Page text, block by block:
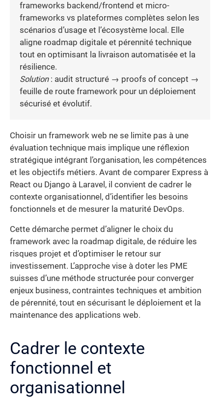
frameworks backend/frontend et micro-
frameworks vs plateformes complètes selon les
scénarios d’usage et l’écosystème local. Elle
aligne roadmap digitale et pérennité technique
tout en optimisant la livraison automatisée et la
résilience.
Solution: audit structuré → proofs of concept →
feuille de route framework pour un déploiement
sécurisé et évolutif.
Choisir un framework web ne se limite pas à une
évaluation technique mais implique une réflexion
stratégique intégrant l’organisation, les compétences
et les objectifs métiers. Avant de comparer Express à
React ou Django à Laravel, il convient de cadrer le
contexte organisationnel, d’identifier les besoins
fonctionnels et de mesurer la maturité DevOps.
Cette démarche permet d’aligner le choix du
framework avec la roadmap digitale, de réduire les
risques projet et d’optimiser le retour sur
investissement. L’approche vise à doter les PME
suisses d’une méthode structurée pour converger
enjeux business, contraintes techniques et ambition
de pérennité, tout en sécurisant le déploiement et la
maintenance des applications web.
Cadrer le contexte
fonctionnel et
organisationnel